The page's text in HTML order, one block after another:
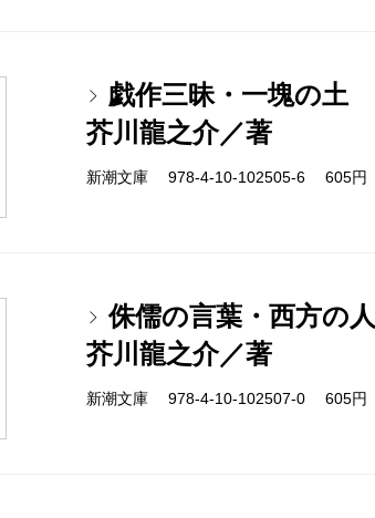
戯作三昧・一塊の土
芥川龍之介／著
新潮文庫 978-4-10-102505-6 605円
侏儒の言葉・西方の人
芥川龍之介／著
新潮文庫 978-4-10-102507-0 605円